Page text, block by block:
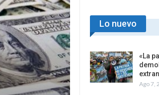
Lo nuevo
«La
Ago 7,